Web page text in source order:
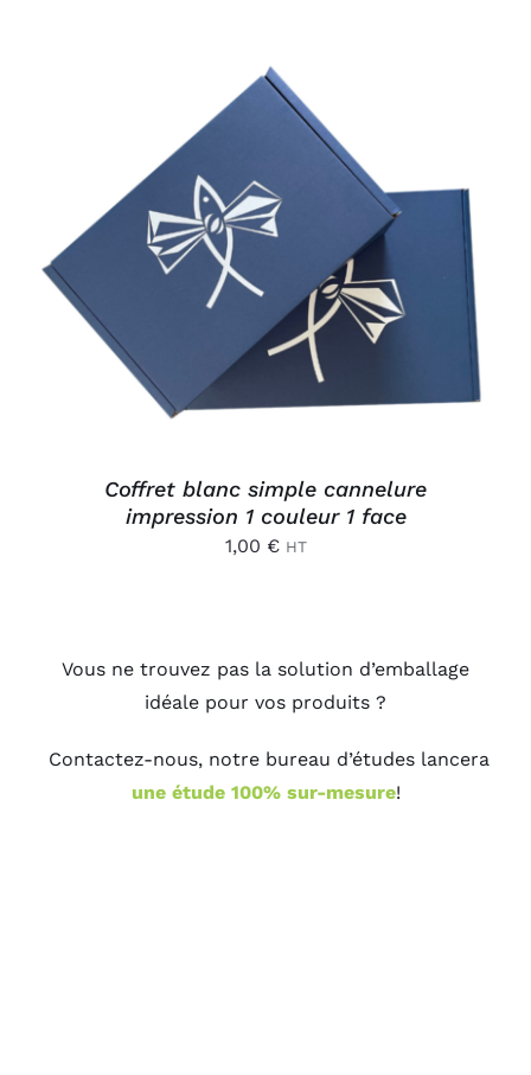
AJOUTER AU PANIER
Coffret blanc simple cannelure
impression 1 couleur 1 face
1,00 € HT
Vous ne trouvez pas la solution d’emballage
idéale pour vos produits ?
Contactez-nous, notre bureau d’études lancera
une étude 100% sur-mesure!